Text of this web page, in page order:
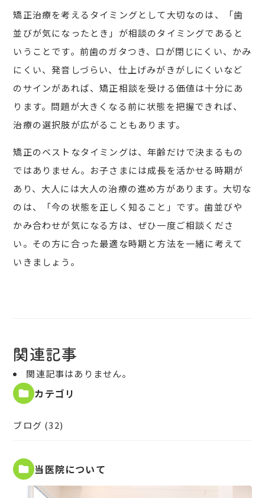
矯正治療を考えるタイミングとして大切なのは、「歯
並びが気になったとき」が相談のタイミングであると
いうことです。前歯のガタつき、口が閉じにくい、かみ
にくい、発音しづらい、仕上げみがきがしにくいなど
のサインがあれば、矯正相談を受ける価値は十分にあ
ります。問題が大きくなる前に状態を把握できれば、
治療の選択肢が広がることもあります。
矯正のベストなタイミングは、年齢だけで決まるもの
ではありません。お子さまには成長を活かせる時期が
あり、大人には大人の治療の進め方があります。大切な
のは、「今の状態を正しく知ること」です。歯並びや
かみ合わせが気になる方は、ぜひ一度ご相談くださ
い。その方に合った最適な時期と方法を一緒に考えて
いきましょう。
関連記事
関連記事はありません。
カテゴリ
ブログ (32)
当医院について